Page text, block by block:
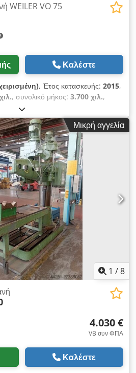
WEILER VO 75
Καλέστε
, Έτος κατασκευής: 2015,
, συνολικό μήκος: 3.700 χιλ.,
, συνολικό βάρος:
σε χάλυβα: 75 χιλ. Μήκος: 3700
Usr Πλάτος: 1800 χιλ. Ύψος: 4300
σημειώστε: Οι
έχουν συλλεχθεί από εμάς με
και συνείδηση, και, στο μέτρο του
Οι πληροφορίες παρέχονται
δεν μπορεί να εγγυηθεί. Ως εκ
δήλωση ή όρους
ελέγξετε όλες τις σημαντικές
Μικρή αγγελία
1 /8
4.030 €
VB συν ΦΠΑ
Καλέστε